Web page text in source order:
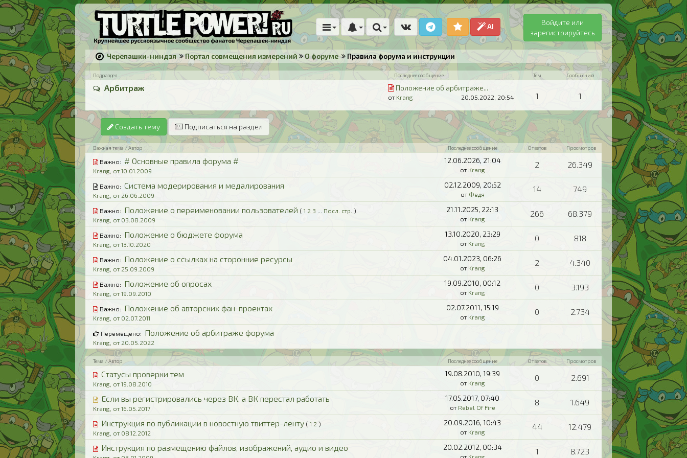
AI
Войдите или
зарегистрируйтесь
Черепашки-ниндзя Портал совмещения измерений О форуме Правила форума и инструкции
Подраздел Последнее сообщение Тем Сообщений
Арбитраж Положение об арбитраже...
от Krang 20.05.2022, 20:54 1 1
Создать тему Подписаться на раздел
Важная тема / Автор Последнее сообщение Ответов Просмотров
Важно: # Основные правила форума #
Krang, от 10.01.2009
12.06.2026, 21:04
от Krang
2 26.349
Важно: Система модерирования и медалирования
Krang, от 26.06.2009
02.12.2009, 20:52
от Федя
14 749
Важно: Положение о переименовании пользователей ( 1 2 3 ... Посл. стр. )
Krang, от 03.08.2009
21.11.2025, 22:13
от Krang
266 68.379
Важно: Положение о бюджете форума
Krang, от 13.10.2020
13.10.2020, 23:29
от Krang
0 818
Важно: Положение о ссылках на сторонние ресурсы
Krang, от 25.09.2009
04.01.2023, 06:26
от Krang
2 4.340
Важно: Положение об опросах
Krang, от 19.09.2010
19.09.2010, 00:12
от Krang
0 3.193
Важно: Положение об авторских фан-проектах
Krang, от 02.07.2011
02.07.2011, 15:19
от Krang
0 2.734
Перемещено: Положение об арбитраже форума
Krang, от 20.05.2022
Тема / Автор Последнее сообщение Ответов Просмотров
Статусы проверки тем
Krang, от 19.08.2010
19.08.2010,19:39
от Krang
0 2.691
Если вы регистрировались через ВК, а ВК перестал работать
Krang, от 16.05.2017
17.05.2017, 07:40
от Rebel Of Fire
8 1.649
Инструкция по публикации в новостную твиттер-ленту ( 1 2 )
Krang, от 08.12.2012
20.09.2016,10:43
от Krang
44 12.479
Инструкция по размещению файлов, изображений, аудио и видео 20.02.2012, 00:34
от Krang
1 8.723